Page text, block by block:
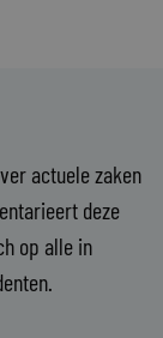
actuele zaken
deze
op alle in